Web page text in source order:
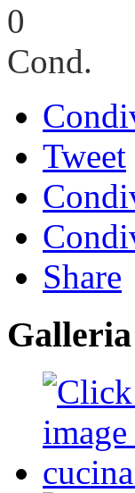
0
Cond.
Tweet
Share